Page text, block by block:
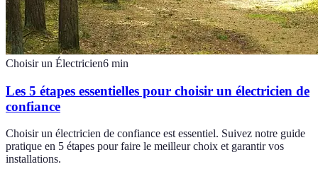
Choisir un Électricien6 min
Les 5 étapes essentielles pour choisir un électricien de
confiance
Choisir un électricien de confiance est essentiel. Suivez notre guide
pratique en 5 étapes pour faire le meilleur choix et garantir vos
installations.